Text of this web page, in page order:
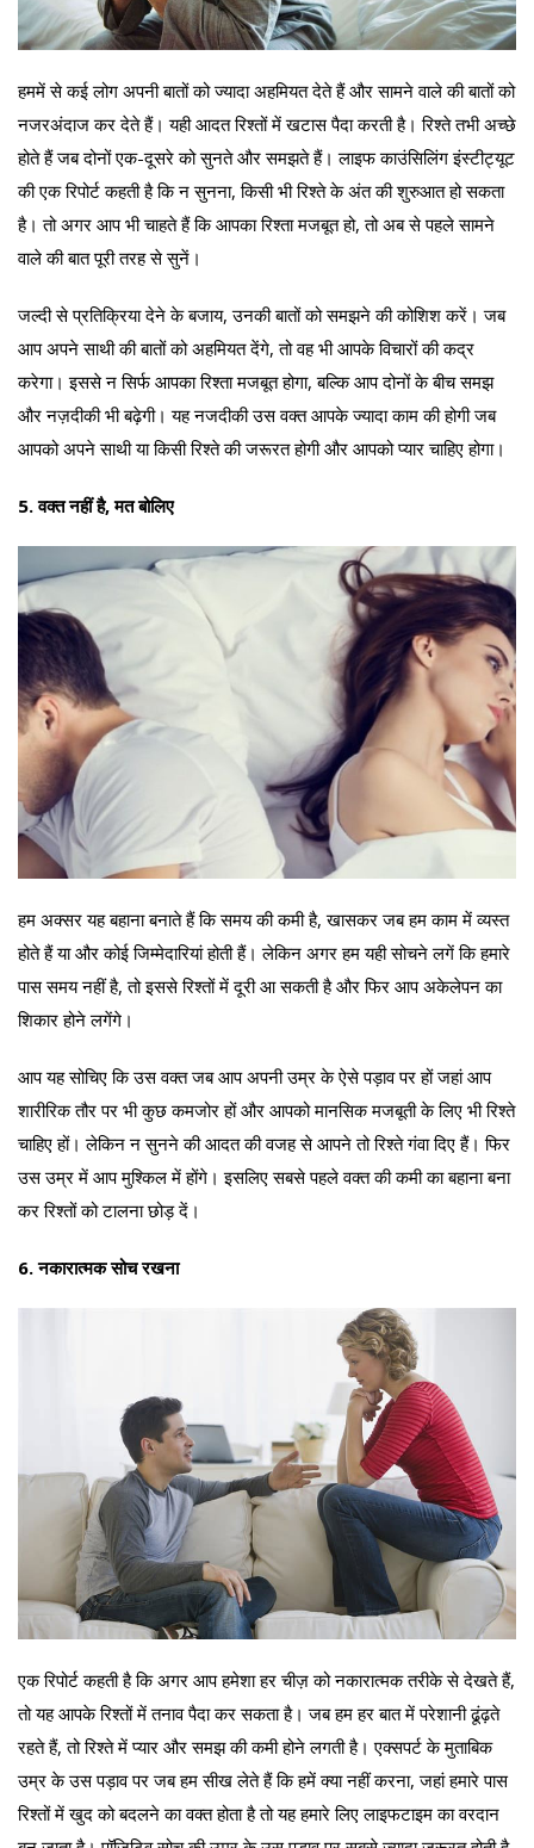
हममें से कई लोग अपनी बातों को ज्यादा अहमियत देते हैं और सामने वाले की बातों को
नजरअंदाज कर देते हैं। यही आदत रिश्तों में खटास पैदा करती है। रिश्ते तभी अच्छे
होते हैं जब दोनों एक-दूसरे को सुनते और समझते हैं। लाइफ काउंसिलिंग इंस्टीट्यूट
की एक रिपोर्ट कहती है कि न सुनना, किसी भी रिश्ते के अंत की शुरुआत हो सकता
है। तो अगर आप भी चाहते हैं कि आपका रिश्ता मजबूत हो, तो अब से पहले सामने
वाले की बात पूरी तरह से सुनें।
जल्दी से प्रतिक्रिया देने के बजाय, उनकी बातों को समझने की कोशिश करें। जब
आप अपने साथी की बातों को अहमियत देंगे, तो वह भी आपके विचारों की कद्र
करेगा। इससे न सिर्फ आपका रिश्ता मजबूत होगा, बल्कि आप दोनों के बीच समझ
और नज़दीकी भी बढ़ेगी। यह नजदीकी उस वक्त आपके ज्यादा काम की होगी जब
आपको अपने साथी या किसी रिश्ते की जरूरत होगी और आपको प्यार चाहिए होगा।
5. वक्त नहीं है, मत बोलिए
हम अक्सर यह बहाना बनाते हैं कि समय की कमी है, खासकर जब हम काम में व्यस्त
होते हैं या और कोई जिम्मेदारियां होती हैं। लेकिन अगर हम यही सोचने लगें कि हमारे
पास समय नहीं है, तो इससे रिश्तों में दूरी आ सकती है और फिर आप अकेलेपन का
शिकार होने लगेंगे।
आप यह सोचिए कि उस वक्त जब आप अपनी उम्र के ऐसे पड़ाव पर हों जहां आप
शारीरिक तौर पर भी कुछ कमजोर हों और आपको मानसिक मजबूती के लिए भी रिश्ते
चाहिए हों। लेकिन न सुनने की आदत की वजह से आपने तो रिश्ते गंवा दिए हैं। फिर
उस उम्र में आप मुश्किल में होंगे। इसलिए सबसे पहले वक्त की कमी का बहाना बना
कर रिश्तों को टालना छोड़ दें।
6. नकारात्मक सोच रखना
एक रिपोर्ट कहती है कि अगर आप हमेशा हर चीज़ को नकारात्मक तरीके से देखते हैं,
तो यह आपके रिश्तों में तनाव पैदा कर सकता है। जब हम हर बात में परेशानी ढूंढ़ते
रहते हैं, तो रिश्ते में प्यार और समझ की कमी होने लगती है। एक्सपर्ट के मुताबिक
उम्र के उस पड़ाव पर जब हम सीख लेते हैं कि हमें क्या नहीं करना, जहां हमारे पास
रिश्तों में खुद को बदलने का वक्त होता है तो यह हमारे लिए लाइफटाइम का वरदान